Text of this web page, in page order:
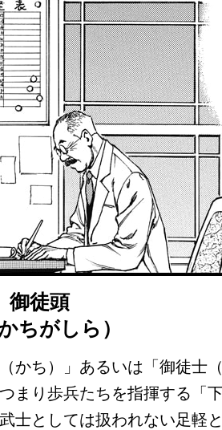
御徒頭
ちがしら）
かち）」あるいは「御徒士
まり歩兵たちを指揮する「
士としては扱われない足軽